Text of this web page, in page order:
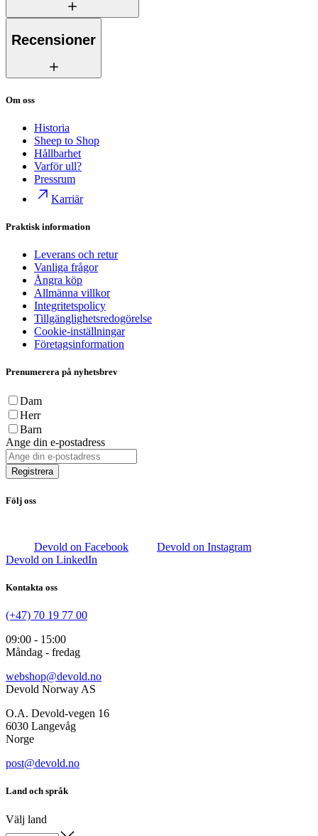
Recensioner
Om oss
Historia
Sheep to Shop
Hållbarhet
Varför ull?
Pressrum
Karriär
Praktisk information
Leverans och retur
Vanliga frågor
Ångra köp
Allmänna villkor
Integritetspolicy
Tillgänglighetsredogörelse
Cookie-inställningar
Företagsinformation
Prenumerera på nyhetsbrev
Dam
Herr
Barn
Ange din e-postadress
Registrera
Följ oss
Devold on Facebook
Devold on Instagram
Devold on LinkedIn
Kontakta oss
(+47) 70 19 77 00
09:00 - 15:00
Måndag - fredag
webshop@devold.no
Devold Norway AS
O.A. Devold-vegen 16
6030 Langevåg
Norge
post@devold.no
Land och språk
Välj land